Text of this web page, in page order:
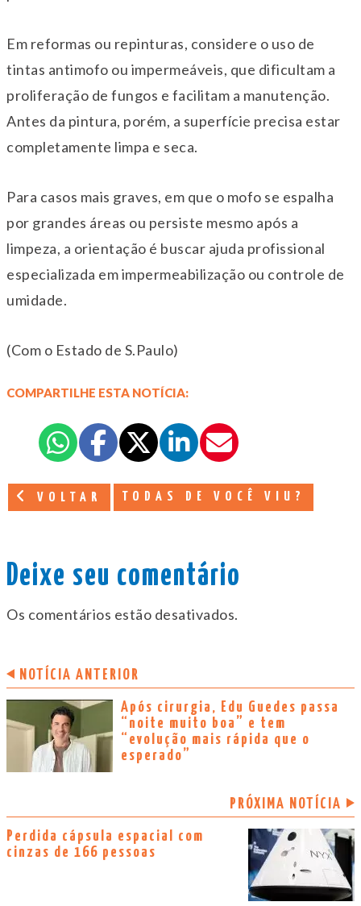
Em reformas ou repinturas, considere o uso de
tintas antimofo ou impermeáveis, que dificultam a
proliferação de fungos e facilitam a manutenção.
Antes da pintura, porém, a superfície precisa estar
completamente limpa e seca.
Para casos mais graves, em que o mofo se espalha
por grandes áreas ou persiste mesmo após a
limpeza, a orientação é buscar ajuda profissional
especializada em impermeabilização ou controle de
umidade.
(Com o Estado de S.Paulo)
COMPARTILHE ESTA NOTÍCIA:
VOLTAR TODAS DE VOCÊ VIU?
Deixe seu comentário
Os comentários estão desativados.
NOTÍCIA ANTERIOR
Após cirurgia, Edu Guedes passa
“noite muito boa” e tem
“evolução mais rápida que o
esperado”
PRÓXIMA NOTÍCIA
Perdida cápsula espacial com
cinzas de 166 pessoas